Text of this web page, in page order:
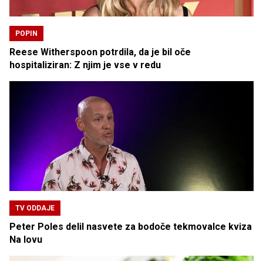
POPIN
Reese Witherspoon potrdila, da je bil oče
hospitaliziran: Z njim je vse v redu
TV ODDAJE
Peter Poles delil nasvete za bodoče tekmovalce kviza
Na lovu